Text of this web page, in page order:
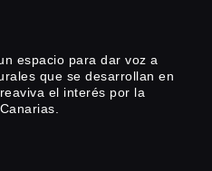
espacio para dar voz a
que se desarrollan en
el interés por la